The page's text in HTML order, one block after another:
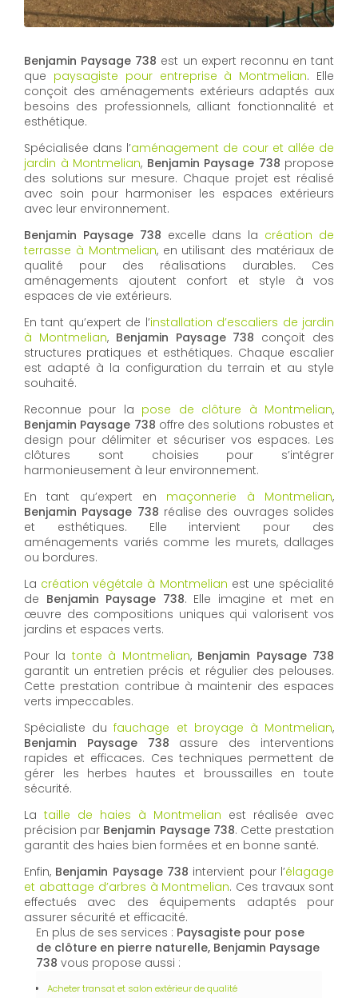
Benjamin Paysage 738 est un expert reconnu en tant
que paysagiste pour entreprise à Montmelian. Elle
conçoit des aménagements extérieurs adaptés aux
besoins des professionnels, alliant fonctionnalité et
esthétique.
Spécialisée dans l’aménagement de cour et allée de
jardin à Montmelian, Benjamin Paysage 738 propose
des solutions sur mesure. Chaque projet est réalisé
avec soin pour harmoniser les espaces extérieurs
avec leur environnement.
Benjamin Paysage 738 excelle dans la création de
terrasse à Montmelian, en utilisant des matériaux de
qualité pour des réalisations durables. Ces
aménagements ajoutent confort et style à vos
espaces de vie extérieurs.
En tant qu’expert de l’installation d’escaliers de jardin
à Montmelian, Benjamin Paysage 738 conçoit des
structures pratiques et esthétiques. Chaque escalier
est adapté à la configuration du terrain et au style
souhaité.
Reconnue pour la pose de clôture à Montmelian,
Benjamin Paysage 738 offre des solutions robustes et
design pour délimiter et sécuriser vos espaces. Les
clôtures sont choisies pour s’intégrer
harmonieusement à leur environnement.
En tant qu’expert en maçonnerie à Montmelian,
Benjamin Paysage 738 réalise des ouvrages solides
et esthétiques. Elle intervient pour des
aménagements variés comme les murets, dallages
ou bordures.
La création végétale à Montmelian est une spécialité
de Benjamin Paysage 738. Elle imagine et met en
œuvre des compositions uniques qui valorisent vos
jardins et espaces verts.
Pour la tonte à Montmelian, Benjamin Paysage 738
garantit un entretien précis et régulier des pelouses.
Cette prestation contribue à maintenir des espaces
verts impeccables.
Spécialiste dufauchage et broyage à Montmelian,
Benjamin Paysage 738 assure des interventions
rapides et efficaces. Ces techniques permettent de
gérer les herbes hautes et broussailles en toute
sécurité.
La taille de haies à Montmelian est réalisée avec
précision par Benjamin Paysage 738. Cette prestation
garantit des haies bien formées et en bonne santé.
Enfin, Benjamin Paysage 738 intervient pour l’élagage
et abattage d’arbres à Montmelian. Ces travaux sont
effectués avec des équipements adaptés pour
assurer sécurité et efficacité.
En plus de ses services : Paysagiste pour pose
de clôture en pierre naturelle, Benjamin Paysage
738 vous propose aussi :
Acheter transat et salon extérieur de qualité